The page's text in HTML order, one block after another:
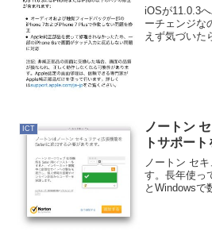
iOSが11.0.3
ーチェンジな
えず気づいた
ICT
ノートン
トサポー
ノートン セ
す。長年使っ
とWindowsで